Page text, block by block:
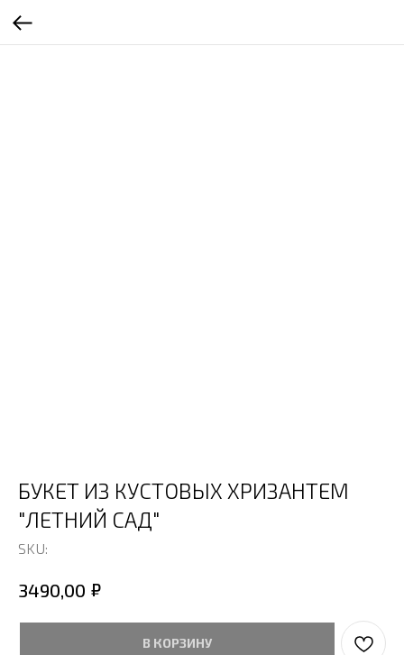
БУКЕТ ИЗ КУСТОВЫХ ХРИЗАНТЕМ
"ЛЕТНИЙ САД"
SKU:
3490,00 ₽
В КОРЗИНУ